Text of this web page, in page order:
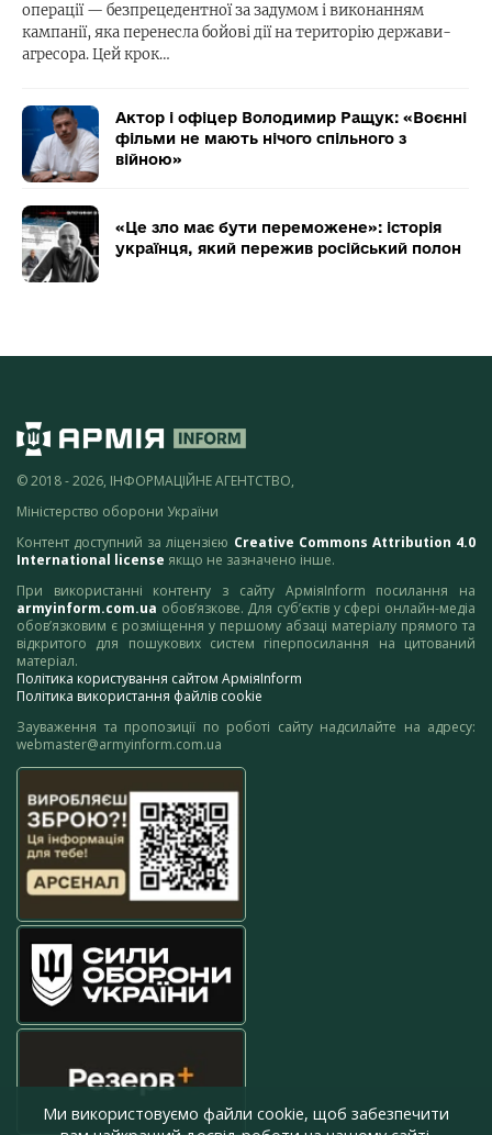
операції — безпрецедентної за задумом і виконанням
кампанії, яка перенесла бойові дії на територію держави-
агресора. Цей крок…
Актор і офіцер Володимир Ращук: «Воєнні
фільми не мають нічого спільного з
війною»
«Це зло має бути переможене»: історія
українця, який пережив російський полон
© 2018 - 2026, ІНФОРМАЦІЙНЕ АГЕНТСТВО,
Міністерство оборони України
Контент доступний за ліцензією Creative Commons Attribution 4.0
International license якщо не зазначено інше.
При використанні контенту з сайту АрміяInform посилання на
armyinform.com.ua обов’язкове. Для суб’єктів у сфері онлайн-медіа
обов’язковим є розміщення у першому абзаці матеріалу прямого та
відкритого для пошукових систем гіперпосилання на цитований
матеріал.
Політика користування сайтом АрміяInform
Політика використання файлів cookie
Зауваження та пропозиції по роботі сайту надсилайте на адресу:
webmaster@armyinform.com.ua
Ми використовуємо файли cookie, щоб забезпечити